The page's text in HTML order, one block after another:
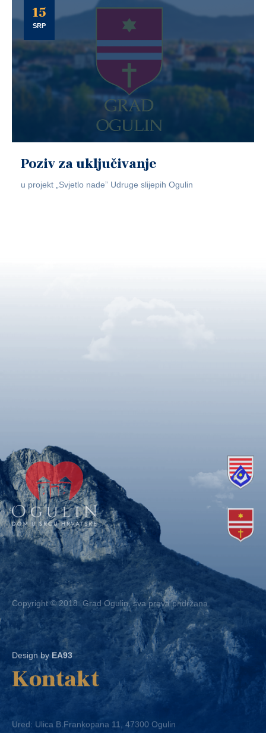
15
SRP
Poziv za uključivanje
u projekt „Svjetlo nade” Udruge slijepih Ogulin
Copyright © 2018. Grad Ogulin, sva prava pridržana.
Design byEA93
Kontakt
Ured: Ulica B.Frankopana 11, 47300 Ogulin
Telefon:+ 385 47 522 612